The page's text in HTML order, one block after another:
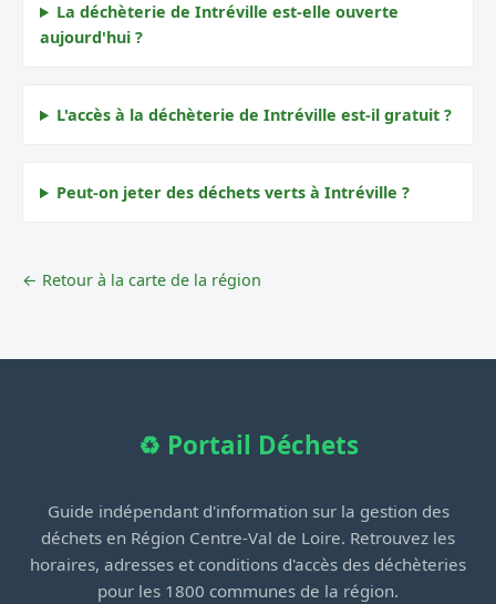
La déchèterie de Intréville est-elle ouverte
aujourd'hui ?
L'accès à la déchèterie de Intréville est-il gratuit ?
Peut-on jeter des déchets verts à Intréville ?
← Retour à la carte de la région
♻️ Portail Déchets
Guide indépendant d'information sur la gestion des
déchets en Région Centre-Val de Loire. Retrouvez les
horaires, adresses et conditions d'accès des déchèteries
pour les 1800 communes de la région.